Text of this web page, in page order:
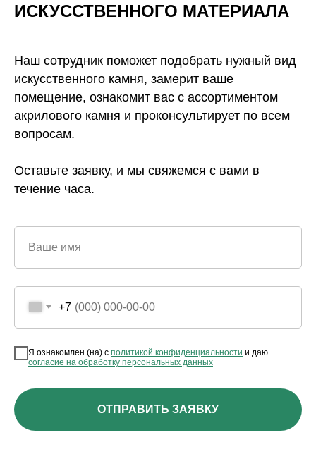
ИСКУССТВЕННОГО МАТЕРИАЛА
Наш сотрудник поможет подобрать нужный вид
искусственного камня, замерит ваше
помещение, ознакомит вас с ассортиментом
акрилового камня и проконсультирует по всем
вопросам.
Оставьте заявку, и мы свяжемся с вами в
течение часа.
Ваше имя
+7
Я ознакомлен (на) с политикой конфиденциальности и даю
согласие на обработку персональных данных
ОТПРАВИТЬ ЗАЯВКУ